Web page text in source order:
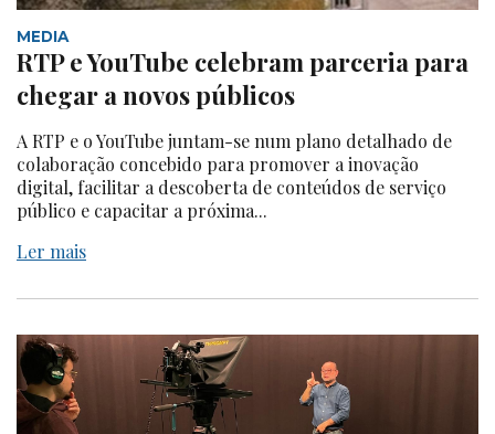
MEDIA
RTP e YouTube celebram parceria para
chegar a novos públicos
A RTP e o YouTube juntam-se num plano detalhado de
colaboração concebido para promover a inovação
digital, facilitar a descoberta de conteúdos de serviço
público e capacitar a próxima...
Ler mais